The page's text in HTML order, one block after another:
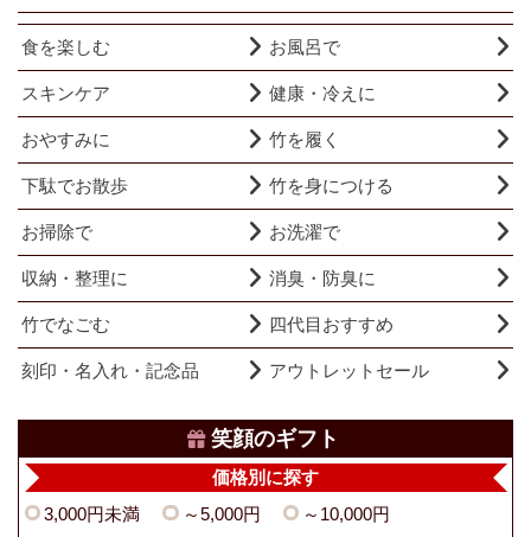
食を楽しむ お風呂で
スキンケア 健康・冷えに
おやすみに 竹を履く
下駄でお散歩 竹を身につける
お掃除で お洗濯で
収納・整理に 消臭・防臭に
竹でなごむ 四代目おすすめ
刻印・名入れ・記念品 アウトレットセール
笑顔のギフト
価格別に探す
3,000円未満 ～5,000円
～10,000円